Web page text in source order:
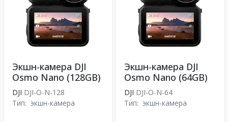
Экшн-камера DJI
Osmo Nano (128GB)
DJI DJI-O-N-128
Тип: экшн-камера
Экшн-камера DJI
Osmo Nano (64GB)
DJI DJI-O-N-64
Тип: экшн-камера